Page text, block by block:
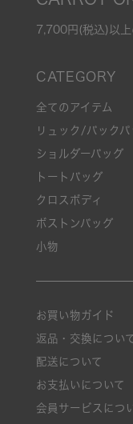
7,700円(税込)以
全てのアイテム
リュック/バックパ
ショルダーバッグ
トートバッグ
クロスボディ
ボストンバッグ
小物
お買い物ガイド
返品・交換につい
配送について
お支払いについて
会員サービスにつ